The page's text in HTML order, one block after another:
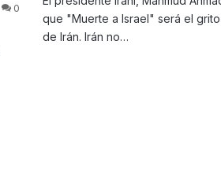
que "Muerte a Israel" será el
de Irán. Irán no…
0